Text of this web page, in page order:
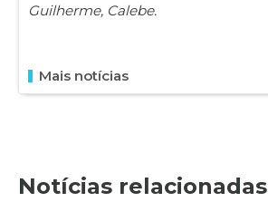
Guilherme, Calebe.
Mais notícias
Notícias relacionadas